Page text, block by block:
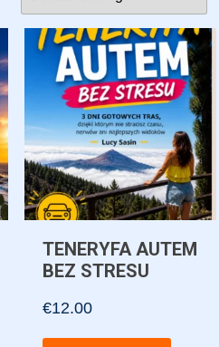
TENERYFA AUTEM
BEZ STRESU
€12.00